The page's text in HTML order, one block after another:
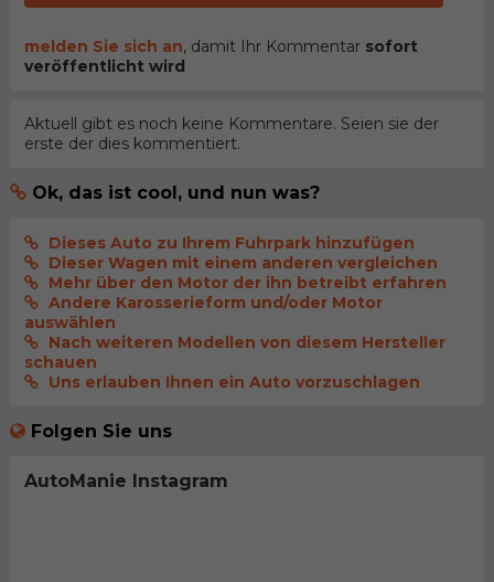
melden Sie sich an, damit Ihr Kommentar sofort
veröffentlicht wird
Aktuell gibt es noch keine Kommentare. Seien sie der
erste der dies kommentiert.
Ok, das ist cool, und nun was?
Dieses Auto zu Ihrem Fuhrpark hinzufügen
Dieser Wagen mit einem anderen vergleichen
Mehr über den Motor der ihn betreibt erfahren
Andere Karosserieform und/oder Motor
auswählen
Nach weiteren Modellen von diesem Hersteller
schauen
Uns erlauben Ihnen ein Auto vorzuschlagen
Folgen Sie uns
AutoManie Instagram